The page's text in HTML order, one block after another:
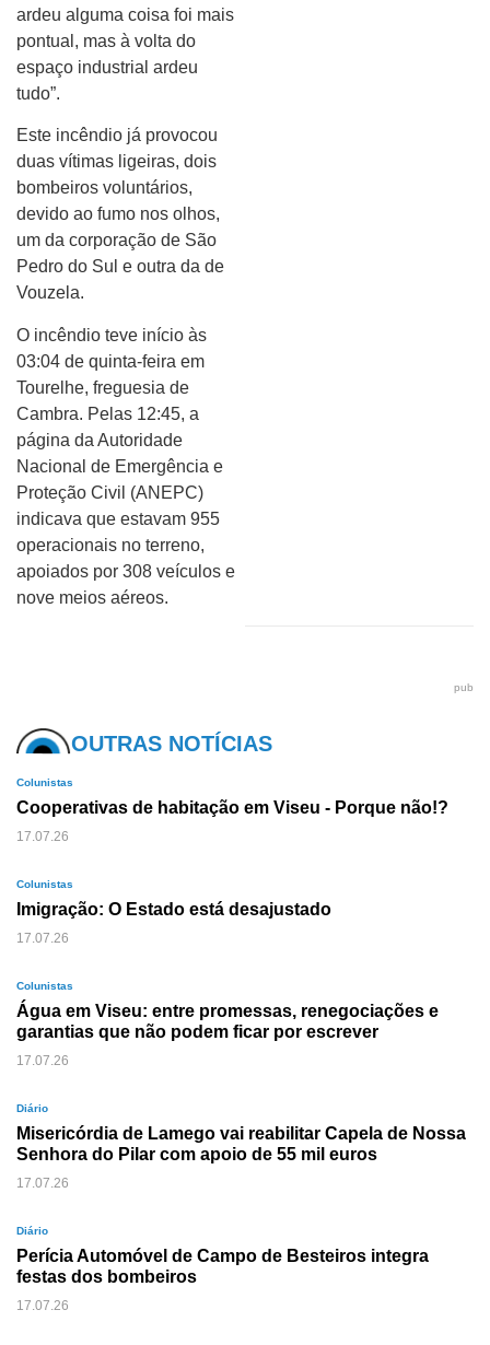
ardeu alguma coisa foi mais
pontual, mas à volta do
espaço industrial ardeu
tudo”.
Este incêndio já provocou
duas vítimas ligeiras, dois
bombeiros voluntários,
devido ao fumo nos olhos,
um da corporação de São
Pedro do Sul e outra da de
Vouzela.
O incêndio teve início às
03:04 de quinta-feira em
Tourelhe, freguesia de
Cambra. Pelas 12:45, a
página da Autoridade
Nacional de Emergência e
Proteção Civil (ANEPC)
indicava que estavam 955
operacionais no terreno,
apoiados por 308 veículos e
nove meios aéreos.
pub
OUTRAS NOTÍCIAS
Colunistas
Cooperativas de habitação em Viseu - Porque não!?
17.07.26
Colunistas
Imigração: O Estado está desajustado
17.07.26
Colunistas
Água em Viseu: entre promessas, renegociações e
garantias que não podem ficar por escrever
17.07.26
Diário
Misericórdia de Lamego vai reabilitar Capela de Nossa
Senhora do Pilar com apoio de 55 mil euros
17.07.26
Diário
Perícia Automóvel de Campo de Besteiros integra
festas dos bombeiros
17.07.26